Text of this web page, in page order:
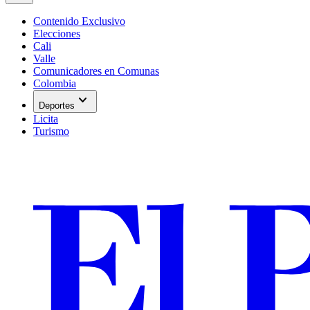
Contenido Exclusivo
Elecciones
Cali
Valle
Comunicadores en Comunas
Colombia
Deportes expand_more
Licita
Turismo